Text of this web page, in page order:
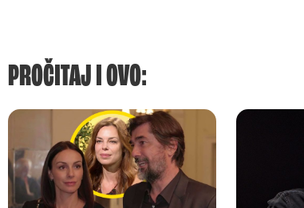
PROČITAJ I OVO: